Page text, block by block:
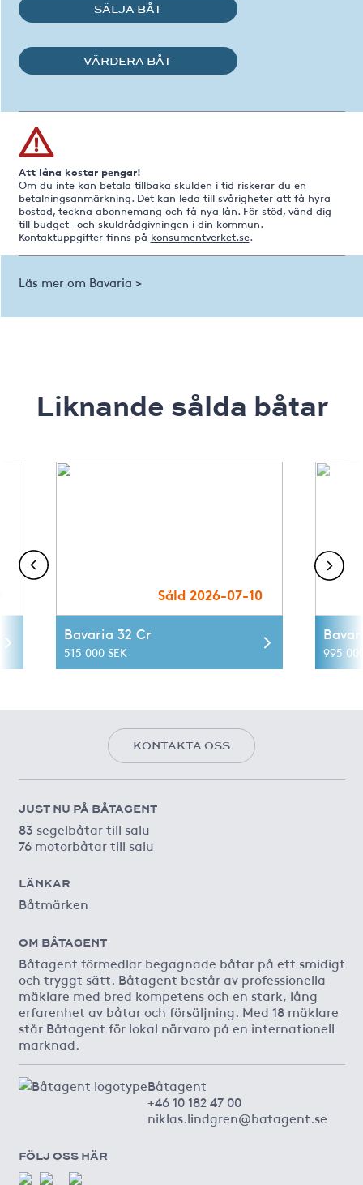
SÄLJA BÅT
VÄRDERA BÅT
Att låna kostar pengar!
Om du inte kan betala tillbaka skulden i tid riskerar du en
betalningsanmärkning. Det kan leda till svårigheter att få hyra
bostad, teckna abonnemang och få nya lån. För stöd, vänd dig
till budget- och skuldrådgivningen i din kommun.
Kontaktuppgifter finns på konsumentverket.se.
Läs mer om Bavaria >
Liknande sålda båtar
Såld 2026-07-10
Bavaria 32 Cr
515 000 SEK 995
KONTAKTA OSS
JUST NU PÅ BÅTAGENT
83 segelbåtar till salu
76 motorbåtar till salu
LÄNKAR
Båtmärken
OM BÅTAGENT
Båtagent förmedlar begagnade båtar på ett smidigt
och tryggt sätt. Båtagent består av professionella
mäklare med bred kompetens och en stark, lång
erfarenhet av båtar och försäljning. Med 18 mäklare
står Båtagent för lokal närvaro på en internationell
marknad.
Båtagent
+46 10 182 47 00
niklas.lindgren@batagent.se
FÖLJ OSS HÄR